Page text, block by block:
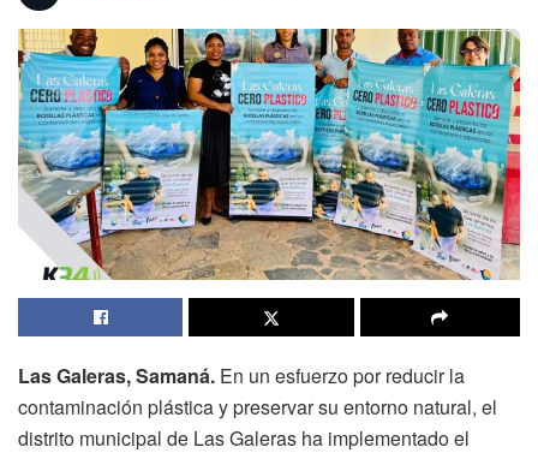
Las Galeras, Samaná. En un esfuerzo por reducir la
contaminación plástica y preservar su entorno natural, el
distrito municipal de Las Galeras ha implementado el